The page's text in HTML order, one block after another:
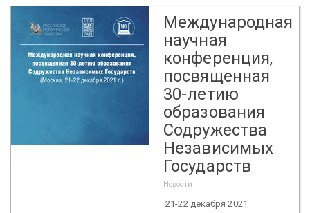
Международная
научная
конференция,
посвященная
30-летию
образования
Содружества
Независимых
Государств
Новости
21-22 декабря 2021